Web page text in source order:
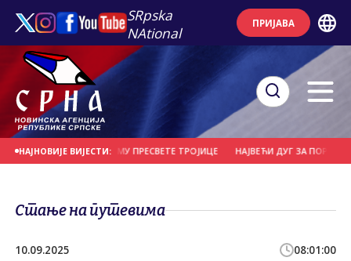
SRpska
NAtional
ПРИЈАВА
НАЈНОВИЈЕ ВИЈЕСТИ:
У СПОМЕН-ХРАМУ ПРЕСВЕТЕ ТРОЈИЦЕ НАЈВЕЋИ ДУГ ЗА ПОРЕЗ ИМА
Стање на путевима
10.09.2025 08:01:00